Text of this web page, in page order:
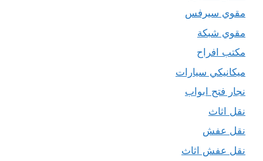
مقوي سيرفس
مقوي شبكة
مكتب افراح
ميكانيكي سيارات
نجار فتح ابواب
نقل اثاث
نقل عفش
نقل عفش اثاث